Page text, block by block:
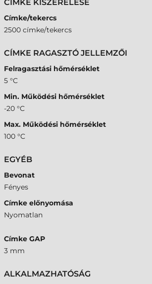
CÍMKE KISZERELÉSE
Címke/tekercs
2500 címke/tekercs
CÍMKE RAGASZTÓ JELLEMZŐI
Felragasztási hőmérséklet
5 °C
Min. Működési hőmérséklet
-20 °C
Max. Működési hőmérséklet
100 °C
EGYÉB
Bevonat
Fényes
Címke előnyomása
Nyomatlan
Címke GAP
3 mm
ALKALMAZHATÓSÁG